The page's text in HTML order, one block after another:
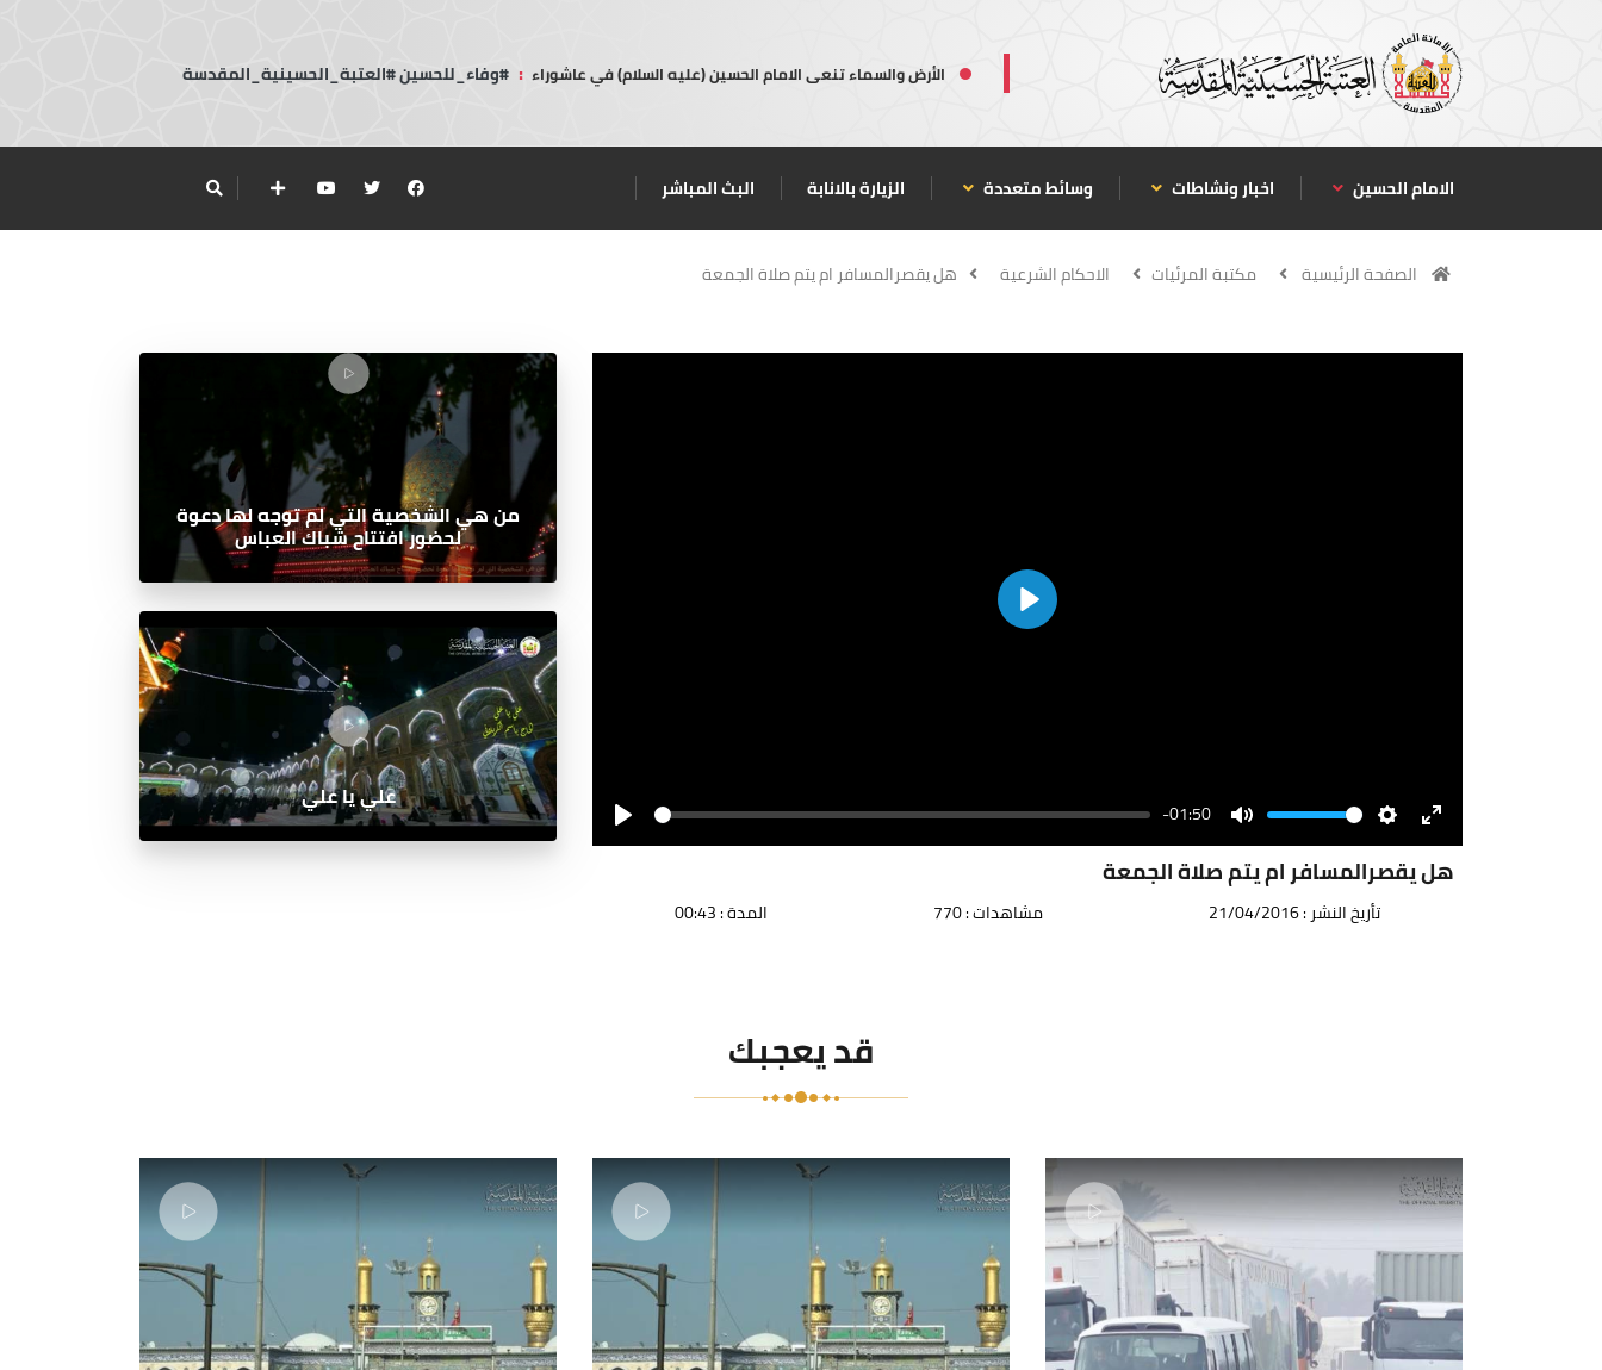
الأرض والسماء تنعى الامام الحسين (عليه السلام) في عاشوراء : #وفاء_للحسين #العتبة_الحسينية_المقدسة
الامام الحسين اخبار ونشاطات وسائط متعددة الزيارة بالانابة البث المباشر
الصفحة الرئيسية مكتبة المرئيات الاحكام الشرعية هل يقصرالمسافر ام يتم صلاة الجمعة
Play
Play
Seek -01:50
Mute
Volume
SettingsEnter
fullscreenهل يقصرالمسافر ام يتم صلاة الجمعة
تأريخ النشر : 21/04/2016 مشاهدات : 770 المدة : 00:43
من هي الشخصية التي لم توجه لها دعوة
لحضور افتتاح شباك العباس
علي يا علي
قد يعجبك